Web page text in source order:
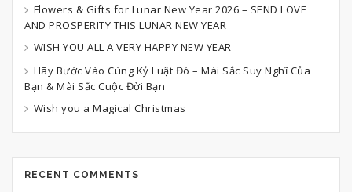
Flowers & Gifts for Lunar New Year 2026 – SEND LOVE
AND PROSPERITY THIS LUNAR NEW YEAR
WISH YOU ALL A VERY HAPPY NEW YEAR
Hãy Bước Vào Cùng Kỷ Luật Đó – Mài Sắc Suy Nghĩ Của
Bạn & Mài Sắc Cuộc Đời Bạn
Wish you a Magical Christmas
RECENT COMMENTS